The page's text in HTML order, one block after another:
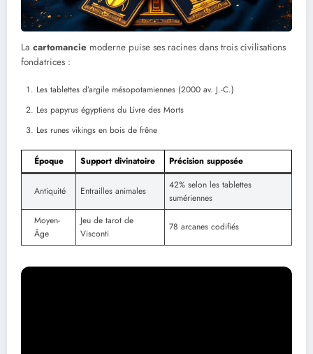
La cartomancie moderne puise ses racines dans trois civilisations
fondatrices :
Les tablettes d’argile mésopotamiennes (2000 av. J.-C.)
Les papyrus égyptiens du Livre des Morts
Les runes vikings en bois de frêne
Époque Support divinatoire Précision supposée
Antiquité Entrailles animales
42% selon les tablettes
sumériennes
Moyen-
Âge
Jeu de tarot de
Visconti
78 arcanes codifiés